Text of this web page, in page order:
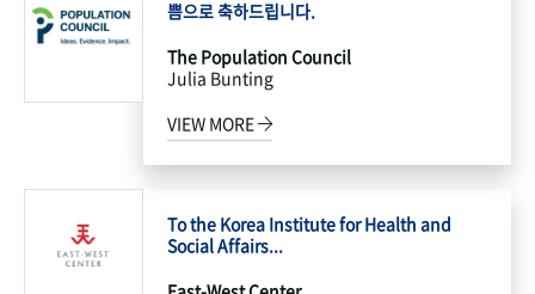
쁨으로 축하드립니다.
The Population Council
Julia Bunting
VIEW MORE
To the Korea Institute for Health and
Social Affairs...